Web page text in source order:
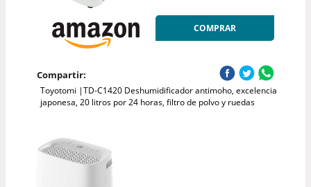
COMPRAR
Compartir:
Toyotomi |TD-C1420 Deshumidificador antimoho, excelencia
japonesa, 20 litros por 24 horas, filtro de polvo y ruedas